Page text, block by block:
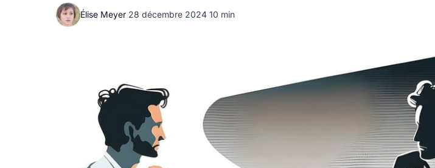
Élise Meyer·28 décembre 2024·10 min